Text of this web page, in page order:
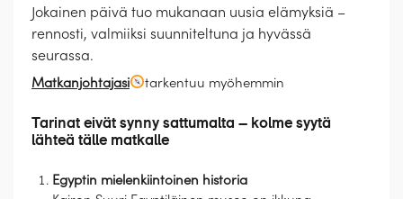
Jokainen päivä tuo mukanaan uusia elämyksiä –
rennosti, valmiiksi suunniteltuna ja hyvässä
seurassa.
Matkanjohtajasi tarkentuu myöhemmin
Tarinat eivät synny sattumalta – kolme syytä
lähteä tälle matkalle
Egyptin mielenkiintoinen historia